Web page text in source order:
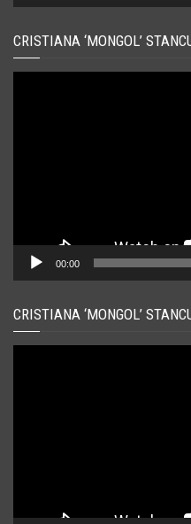
CRISTIANA ‘MONGOL’
00:00
CRISTIANA ‘MONGOL’